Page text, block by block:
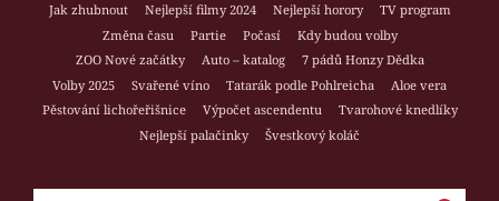
Jak zhubnout Nejlepší filmy 2024 Nejlepší horory
TV program
Změna času
Partie Počasí
Kdy budou volby
ZOO Nové začátky
Auto – katalog
7 pádů Honzy Dědka
Volby 2025
Svařené víno Tatarák podle Pohlreicha
Aloe vera
Pěstování lichořeřišnice
Výpočet ascendentu
Tvarohové knedlíky
Nejlepší palačinky
Švestkový koláč